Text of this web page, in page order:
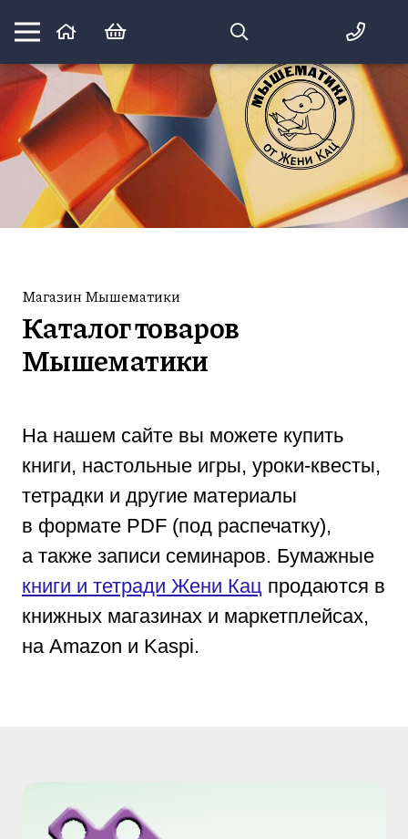
Математика вприпрыжку:
идеи и игры для детей и их родителей
Магазин Мышематики
Каталог товаров
Мышематики
На нашем сайте вы можете купить
книги, настольные игры, уроки-квесты,
тетрадки и другие материалы
в формате PDF (под распечатку),
а также записи семинаров. Бумажные
книги и тетради Жени Кац продаются в
книжных магазинах и маркетплейсах,
на Amazon и Kaspi.